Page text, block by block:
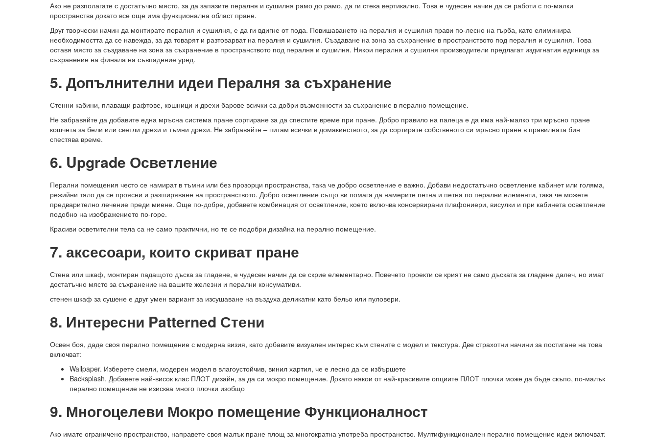
Ако не разполагате с достатъчно място, за да запазите пералня и сушилня рамо до рамо, да ги стека вертикално. Това е чудесен начин да се работи с по-малки
пространства докато все още има функционална област пране.
Друг творчески начин да монтирате пералня и сушилня, е да ги вдигне от пода. Повишаването на пералня и сушилня прави по-лесно на гърба, като елиминира
необходимостта да се навежда, за да товарят и разтоварват на пералня и сушилня. Създаване на зона за съхранение в пространството под пералня и сушилня. Това
оставя място за създаване на зона за съхранение в пространството под пералня и сушилня. Някои пералня и сушилня производители предлагат издигнатия единица за
съхранение на финала на съвпадение уред.
5. Допълнителни идеи Пералня за съхранение
Стенни кабини, плаващи рафтове, кошници и дрехи барове всички са добри възможности за съхранение в перално помещение.
Не забравяйте да добавите една мръсна система пране сортиране за да спестите време при пране. Добро правило на палеца е да има най-малко три мръсно пране
кошчета за бели или светли дрехи и тъмни дрехи. Не забравяйте – питам всички в домакинството, за да сортирате собственото си мръсно пране в правилната бин
спестява време.
6. Upgrade Осветление
Перални помещения често се намират в тъмни или без прозорци пространства, така че добро осветление е важно. Добави недостатъчно осветление кабинет или голяма,
режийни тяло да се проясни и разширяване на пространството. Добро осветление също ви помага да намерите петна и петна по перални елементи, така че можете
предварително лечение преди миене. Още по-добре, добавете комбинация от осветление, което включва консервирани плафониери, висулки и при кабинета осветление
подобно на изображението по-горе.
Красиви осветителни тела са не само практични, но те се подобри дизайна на перално помещение.
7. аксесоари, които скриват пране
Стена или шкаф, монтиран падащото дъска за гладене, е чудесен начин да се скрие елементарно. Повечето проекти се крият не само дъската за гладене далеч, но имат
достатъчно място за съхранение на вашите железни и перални консумативи.
стенен шкаф за сушене е друг умен вариант за изсушаване на въздуха деликатни като бельо или пуловери.
8. Интересни Patterned Стени
Освен боя, даде своя перално помещение с модерна визия, като добавите визуален интерес към стените с модел и текстура. Две страхотни начини за постигане на това
включват:
Wallpaper. Изберете смели, модерен модел в влагоустойчив, винил хартия, че е лесно да се избършете
Backsplash. Добавете най-висок клас ПЛОТ дизайн, за да си мокро помещение. Докато някои от най-красивите опциите ПЛОТ плочки може да бъде скъпо, по-малък
перално помещение не изисква много плочки изобщо
9. Многоцелеви Мокро помещение Функционалност
Ако имате ограничено пространство, направете своя малък пране площ за многократна употреба пространство. Мултифункционален перално помещение идеи включват: